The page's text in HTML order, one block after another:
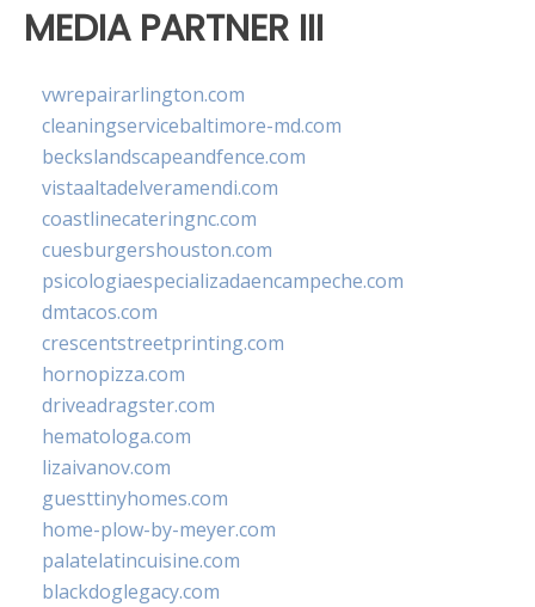
MEDIA PARTNER III
vwrepairarlington.com
cleaningservicebaltimore-md.com
beckslandscapeandfence.com
vistaaltadelveramendi.com
coastlinecateringnc.com
cuesburgershouston.com
psicologiaespecializadaencampeche.com
dmtacos.com
crescentstreetprinting.com
hornopizza.com
driveadragster.com
hematologa.com
lizaivanov.com
guesttinyhomes.com
home-plow-by-meyer.com
palatelatincuisine.com
blackdoglegacy.com